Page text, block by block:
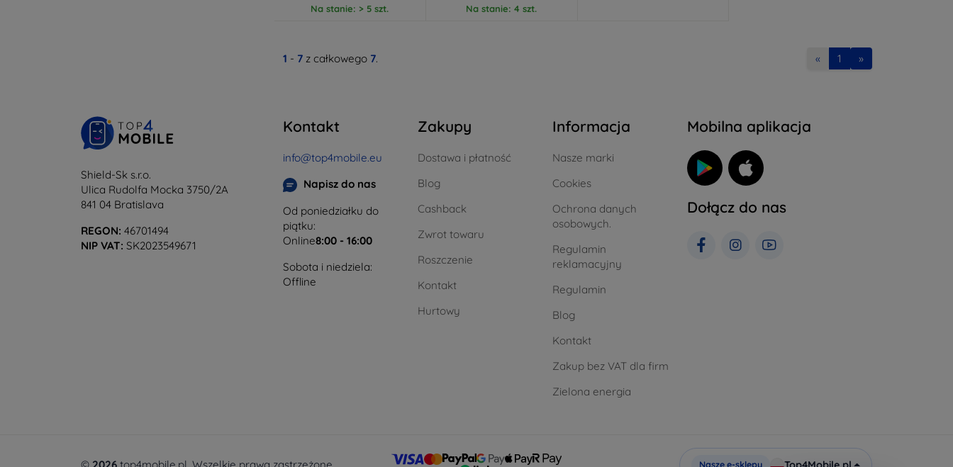
Na stanie: > 5 szt. Na stanie: 4 szt.
1 - 7 z całkowego 7. « 1 »
Shield-Sk s.r.o.
Ulica Rudolfa Mocka 3750/2A
841 04 Bratislava
REGON: 46701494
NIP VAT: SK2023549671
Kontakt
info@top4mobile.eu
Napisz do nas
Od poniedziałku do
piątku:
Online8:00 - 16:00
Sobota i niedziela:
Offline
Zakupy
Dostawa i płatność
Blog
Cashback
Zwrot towaru
Roszczenie
Kontakt
Hurtowy
Informacja
Nasze marki
Cookies
Ochrona danych
osobowych.
Regulamin
reklamacyjny
Regulamin
Blog
Kontakt
Zakup bez VAT dla firm
Zielona energia
Mobilna aplikacja
Dołącz do nas
Nasze e-sklepy